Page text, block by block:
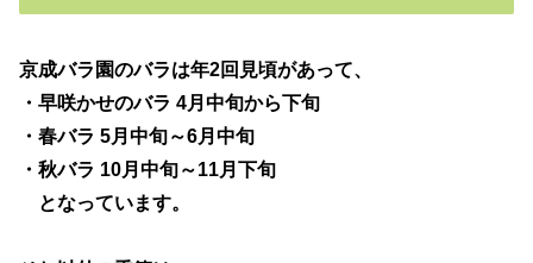
京成バラ園のバラは年2回見頃があって、
・早咲かせのバラ 4月中旬から下旬
・春バラ 5月中旬～6月中旬
・秋バラ 10月中旬～11月下旬
となっています。